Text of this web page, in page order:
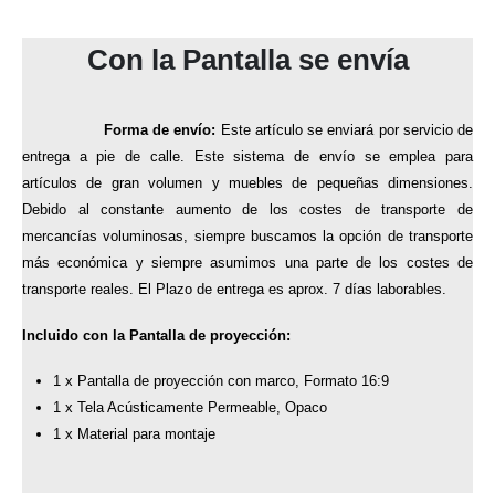
Con la Pantalla se envía
Forma de envío: Este artículo se enviará por servicio de
entrega a pie de calle. Este sistema de envío se emplea para
artículos de gran volumen y muebles de pequeñas dimensiones.
Debido al constante aumento de los costes de transporte de
mercancías voluminosas, siempre buscamos la opción de transporte
más económica y siempre asumimos una parte de los costes de
transporte reales. El Plazo de entrega es aprox. 7 días laborables.
Incluido con la Pantalla de proyección:
1 x Pantalla de proyección con marco, Formato 16:9
1 x Tela Acústicamente Permeable, Opaco
1 x Material para montaje